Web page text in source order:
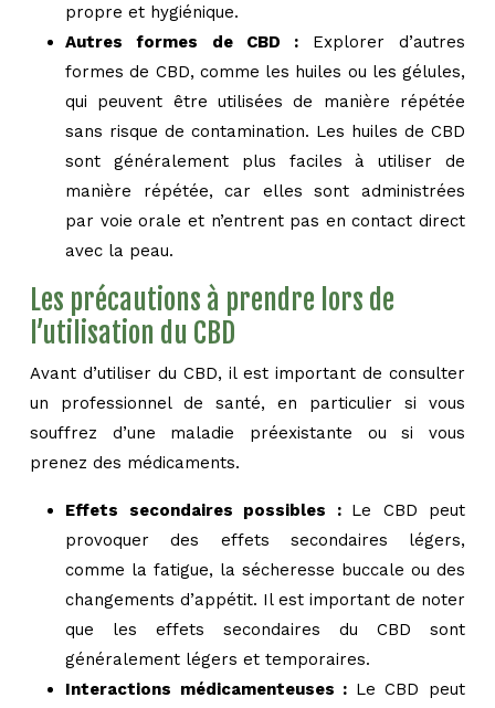
propre et hygiénique.
Autres formes de CBD : Explorer d’autres
formes de CBD, comme les huiles ou les gélules,
qui peuvent être utilisées de manière répétée
sans risque de contamination. Les huiles de CBD
sont généralement plus faciles à utiliser de
manière répétée, car elles sont administrées
par voie orale et n’entrent pas en contact direct
avec la peau.
Les précautions à prendre lors de
l’utilisation du CBD
Avant d’utiliser du CBD, il est important de consulter
un professionnel de santé, en particulier si vous
souffrez d’une maladie préexistante ou si vous
prenez des médicaments.
Effets secondaires possibles : Le CBD peut
provoquer des effets secondaires légers,
comme la fatigue, la sécheresse buccale ou des
changements d’appétit. Il est important de noter
que les effets secondaires du CBD sont
généralement légers et temporaires.
Interactions médicamenteuses : Le CBD peut